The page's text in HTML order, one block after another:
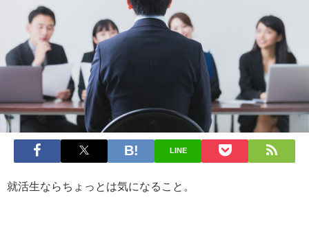
LINE
就活生ならちょっとは気になること。